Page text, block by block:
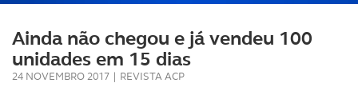
Ainda não chegou e já vendeu 100
unidades em 15 dias
24 NOVEMBRO 2017 | REVISTA ACP